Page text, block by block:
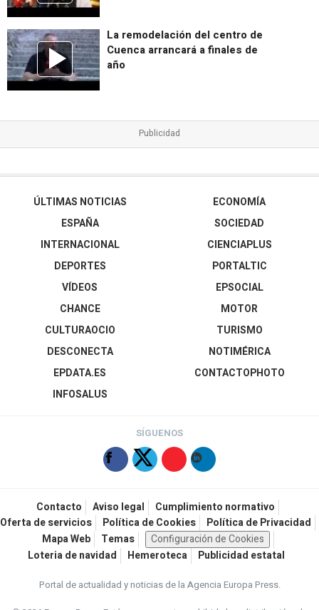
La remodelación del centro de
Cuenca arrancará a finales de
año
ÚLTIMAS NOTICIAS
ESPAÑA
INTERNACIONAL
DEPORTES
VÍDEOS
ECONOMÍA
SOCIEDAD
CIENCIAPLUS
PORTALTIC
EPSOCIAL
CHANCE
CULTURAOCIO
DESCONECTA
EPDATA.ES
INFOSALUS
MOTOR
TURISMO
NOTIMÉRICA
CONTACTOPHOTO
SÍGUENOS
Contacto Aviso legal
Cumplimiento normativo
Oferta de servicios
Política de Cookies
Política de Privacidad
Mapa Web
Temas
Configuración de Cookies
Loteria de navidad
Hemeroteca Publicidad estatal
Portal de actualidad y noticias de la Agencia Europa Press.